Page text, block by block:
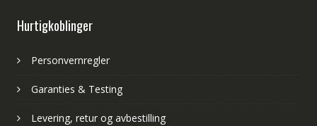
Hurtigkoblinger
Personvernregler
Garanties & Testing
Levering, retur og avbestilling